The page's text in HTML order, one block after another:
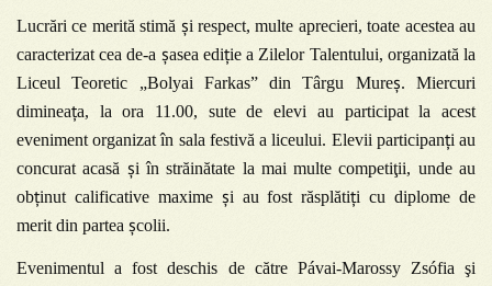
Lucrări ce merită stimă și respect, multe aprecieri, toate acestea au
caracterizat cea de-a șasea ediție a Zilelor Talentului, organizată la
Liceul Teoretic „Bolyai Farkas” din Târgu Mureș. Miercuri
dimineața, la ora 11.00, sute de elevi au participat la acest
eveniment organizat în sala festivă a liceului. Elevii participanți au
concurat acasă și în străinătate la mai multe competiţii, unde au
obținut calificative maxime și au fost răsplătiți cu diplome de
merit din partea școlii.
Evenimentul a fost deschis de către Pávai-Marossy Zsófia şi